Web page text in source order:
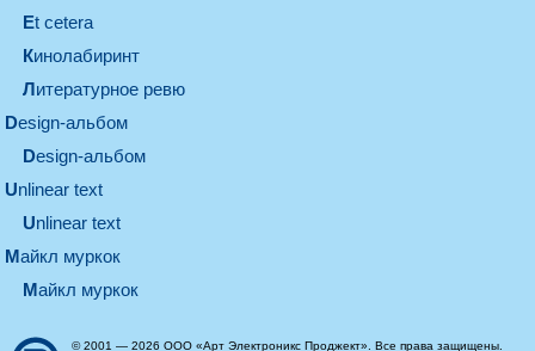
et cetera
кинолабиринт
литературное ревю
design-альбом
design-альбом
unlinear text
Unlinear text
майкл муркок
майкл муркок
© 2001 — 2026 ООО «Арт Электроникс Проджект». Все права защищены.